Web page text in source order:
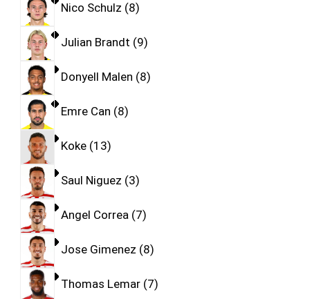
Nico Schulz 8
Julian Brandt 9
Donyell Malen 8
Emre Can 8
Koke 13
Saul Niguez 3
Angel Correa 7
Jose Gimenez 8
Thomas Lemar 7